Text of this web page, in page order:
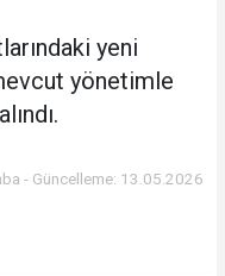
yeni
yönetimle
- Güncelleme: 13.05.2026